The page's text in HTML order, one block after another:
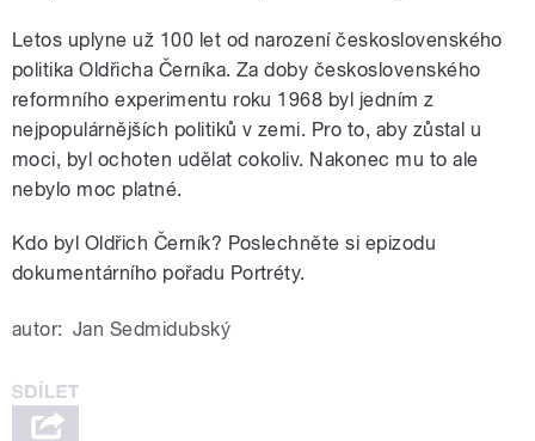
Letos uplyne už 100 let od narození československého
politika Oldřicha Černíka. Za doby československého
reformního experimentu roku 1968 byl jedním z
nejpopulárnějších politiků v zemi. Pro to, aby zůstal u
moci, byl ochoten udělat cokoliv. Nakonec mu to ale
nebylo moc platné.
Kdo byl Oldřich Černík? Poslechněte si epizodu
dokumentárního pořadu Portréty.
autor: Jan Sedmidubský